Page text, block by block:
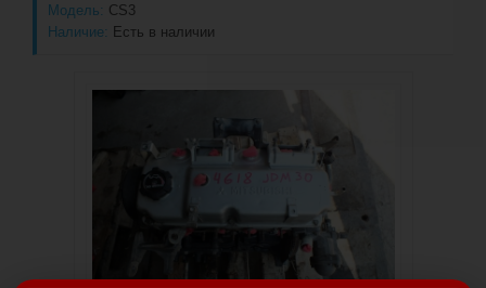
Модель: CS3
Наличие: Есть в наличии